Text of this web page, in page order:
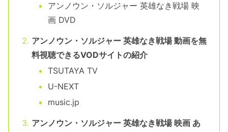
アンノウン・ソルジャー 英雄なき戦場 映
画 DVD
アンノウン・ソルジャー 英雄なき戦場 動画を無
料視聴できるVODサイトの紹介
TSUTAYA TV
U-NEXT
music.jp
アンノウン・ソルジャー 英雄なき戦場 映画 あ